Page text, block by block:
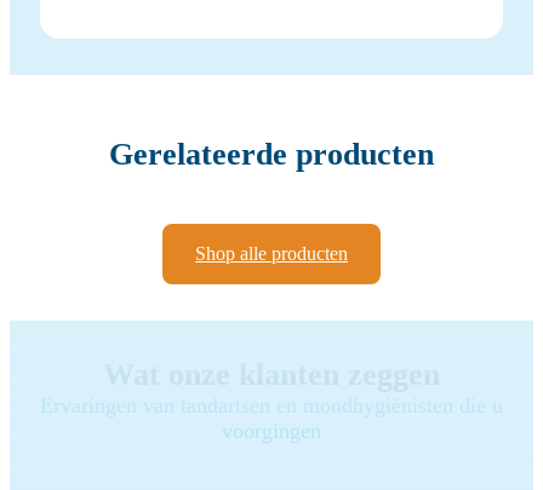
Gerelateerde producten
Shop alle producten
Ervaringen van tandartsen en mondhygiënisten die u
voorgingen